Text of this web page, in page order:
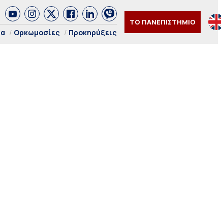
Ορκωμοσίες Προκηρύξεις
ΤΟ ΠΑΝΕΠΙΣΤΗΜΙΟ